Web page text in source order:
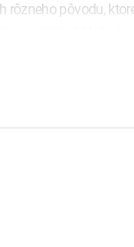
pôvodu,
spondylitída či
deformity hrudníka a
dýchania. V